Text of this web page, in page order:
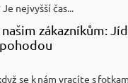
nejvyšší čas...
zákazníkům:
se k nám vracíte s